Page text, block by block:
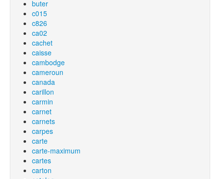
buter
c015
c826
ca02
cachet
caisse
cambodge
cameroun
canada
carillon
carmin
carnet
carnets
carpes
carte
carte-maximum
cartes
carton